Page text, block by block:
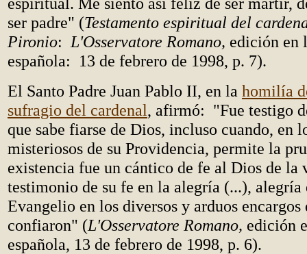
ser padre" (Testamento espiritual del
Pironio: L'Osservatore Romano, edición en
española: 13 de febrero de 1998, p. 7).
El Santo Padre Juan Pablo II, en la homilía
sufragio del cardenal, afirmó: "Fue testigo
que sabe fiarse de Dios, incluso cuando, en
misteriosos de su Providencia, permite la
existencia fue un cántico de fe al Dios de la
testimonio de su fe en la alegría (...), alegría
Evangelio en los diversos y arduos encargos
confiaron" (L'Osservatore Romano, edición
española, 13 de febrero de 1998, p. 6).